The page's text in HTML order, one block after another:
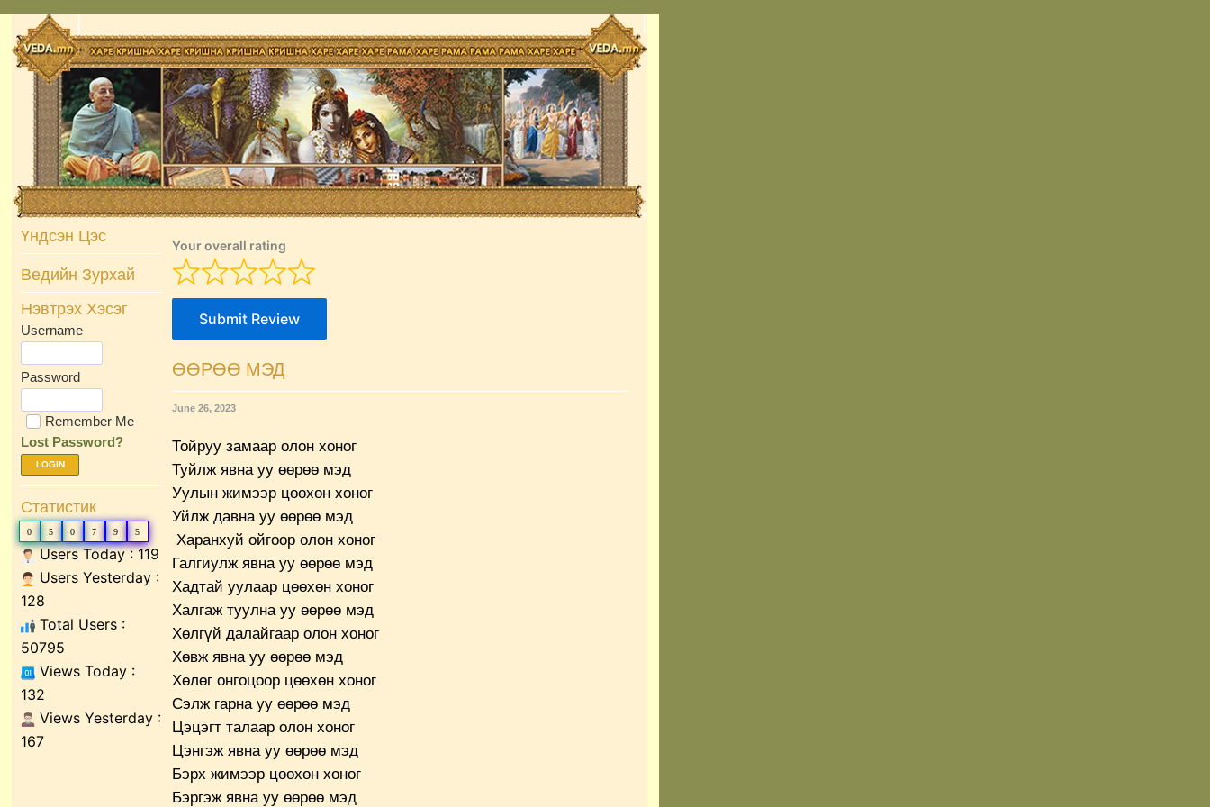
Skip
content
Үндсэн Цэс
Ведийн Зурхай
Нэвтрэх Хэсэг
Username
Password
Remember Me
Lost Password?
LOGIN
Статистик
0 5 0 7 9 5
Users Today : 119
Users Yesterday :
128
Total Users :
50795
Views Today :
132
Views Yesterday :
167
Your overall rating
Submit Review
ӨӨРӨӨ МЭД
June 26, 2023
Тойруу замаар олон хоног
Туйлж явна уу өөрөө мэд
Уулын жимээр цөөхөн хоног
Уйлж давна уу өөрөө мэд
Харанхуй ойгоор олон хоног
Галгиулж явна уу өөрөө мэд
Хадтай уулаар цөөхөн хоног
Халгаж туулна уу өөрөө мэд
Хөлгүй далайгаар олон хоног
Хөвж явна уу өөрөө мэд
Хөлөг онгоцоор цөөхөн хоног
Сэлж гарна уу өөрөө мэд
Цэцэгт талаар олон хоног
Цэнгэж явна уу өөрөө мэд
Бэрх жимээр цөөхөн хоног
Бэргэж явна уу өөрөө мэд